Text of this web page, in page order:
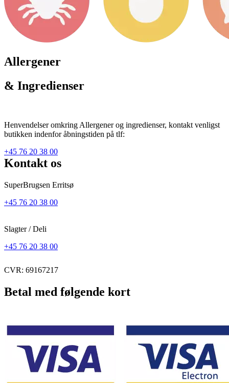
Allergener
& Ingredienser
Henvendelser omkring Allergener og ingredienser, kontakt venligst
butikken indenfor åbningstiden på tlf:
+45 76 20 38 00
Kontakt os
SuperBrugsen Erritsø
+45 76 20 38 00
Slagter / Deli
+45 76 20 38 00
CVR: 69167217
Betal med følgende kort